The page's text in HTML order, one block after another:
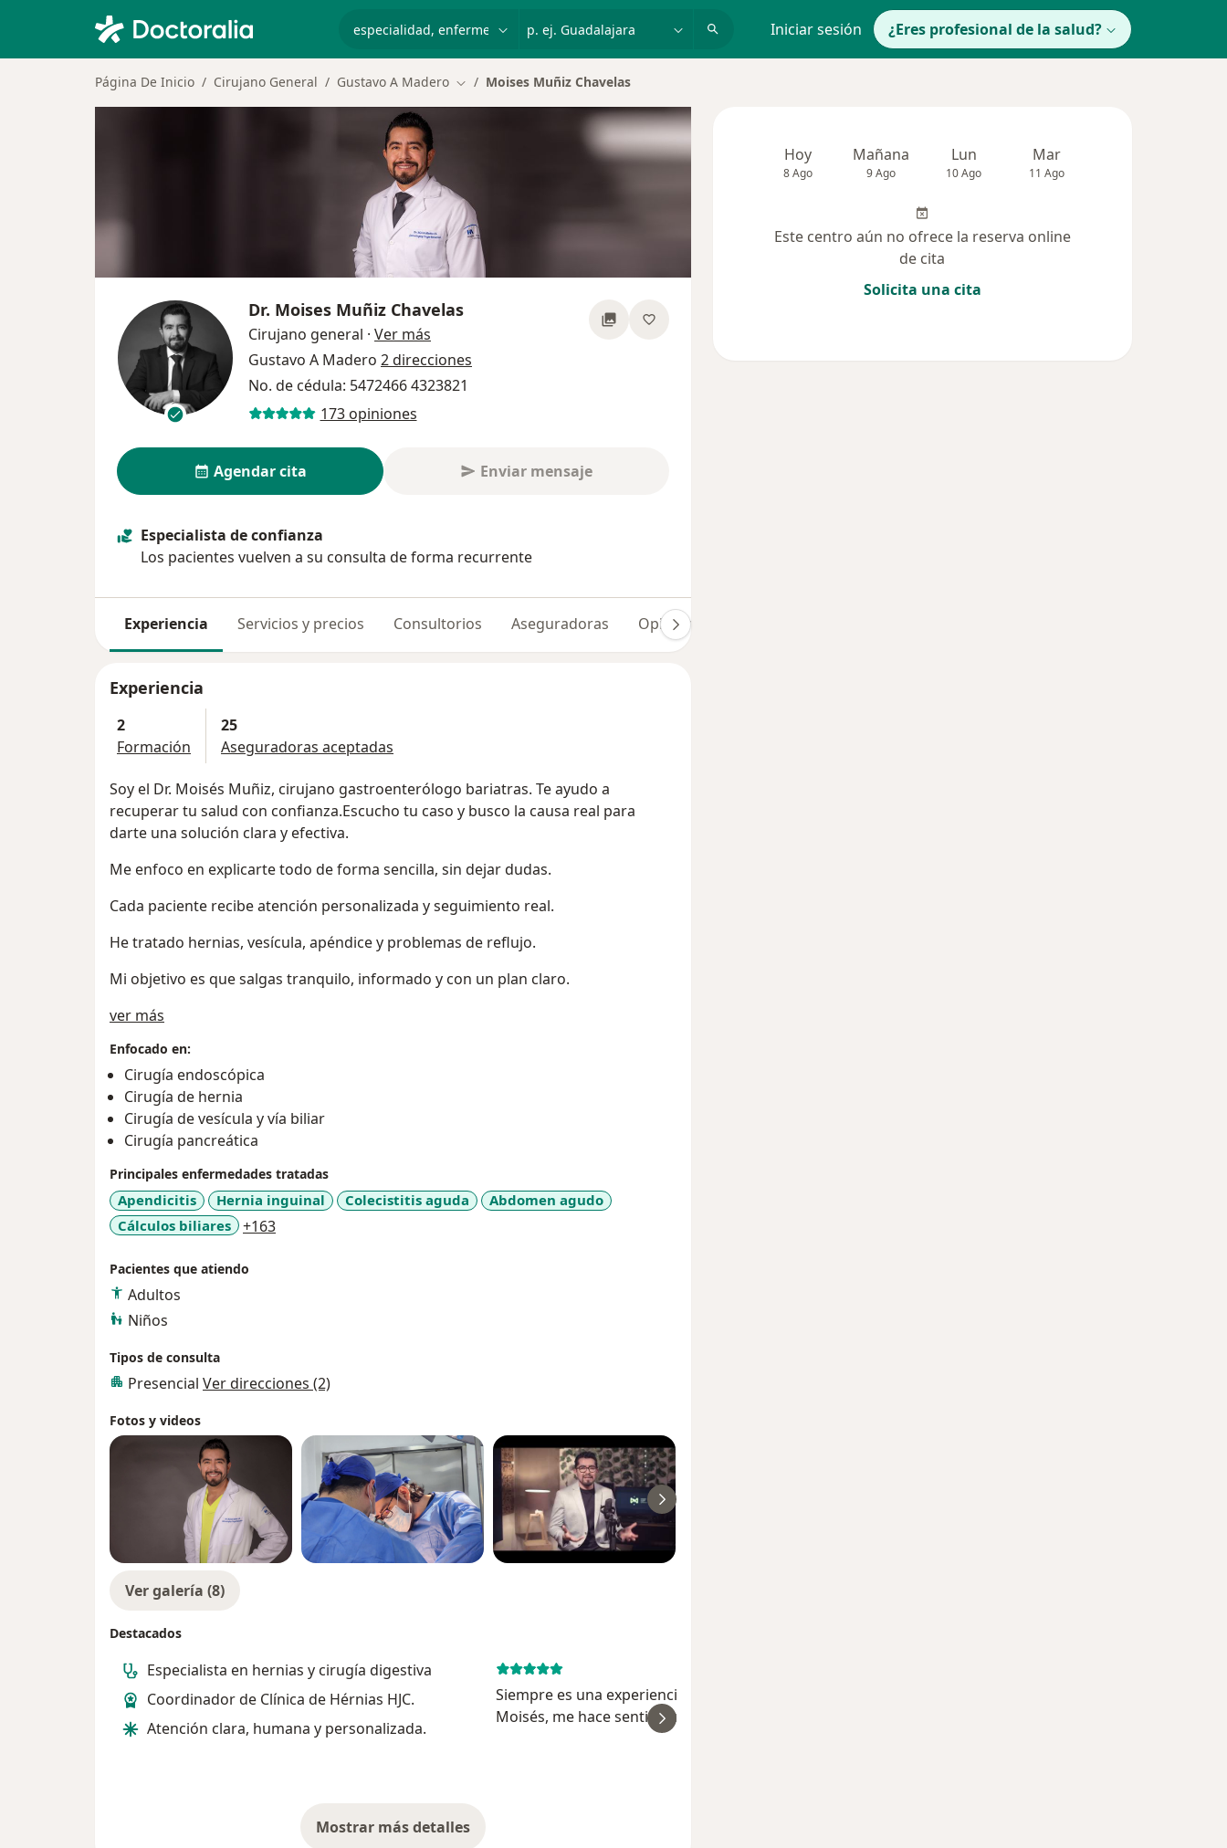
Iniciar sesión ¿Eres profesional de la salud?
Página De Inicio Cirujano General Gustavo A Madero Cambiar de ciudad
Moises Muñiz Chavelas
Dr. Moises Muñiz Chavelas
Cirujano general · Ver más sobre las especializaciones
Gustavo A Madero 2 direcciones
No. de cédula: 5472466 4323821
173 opiniones
Agendar cita Enviar mensaje
Especialista de confianza
Los pacientes vuelven a su consulta de forma recurrente
Experiencia Servicios y precios Consultorios Aseguradoras Opiniones (173)
Experiencia
2
Formación
25
Aseguradoras aceptadas
Soy el Dr. Moisés Muñiz, cirujano gastroenterólogo bariatras. Te ayudo a
recuperar tu salud con confianza.Escucho tu caso y busco la causa real para
darte una solución clara y efectiva.
Me enfoco en explicarte todo de forma sencilla, sin dejar dudas.
Cada paciente recibe atención personalizada y seguimiento real.
He tratado hernias, vesícula, apéndice y problemas de reflujo.
Mi objetivo es que salgas tranquilo, informado y con un plan claro.
ver más
Enfocado en:
Cirugía endoscópica
Cirugía de hernia
Cirugía de vesícula y vía biliar
Cirugía pancreática
Principales enfermedades tratadas
Apendicitis Hernia inguinal Colecistitis aguda
Abdomen agudo
Cálculos biliares
+163a11y_sr_more_diseases
Pacientes que atiendo
Adultos
Niños
Tipos de consulta
Presencial Ver direcciones (2)
Fotos y videos
Ver galería (8)
Destacados
Especialista en hernias y cirugía digestiva
Coordinador de Clínica de Hérnias HJC.
Atención clara, humana y personalizada.
Siempre es una experiencia genial visitar al Dr.
Moisés, me hace sentir cómoda y segura en todo
momento, es muy profesional y un excelente ser
Mostrar más detalles
sobre la experiencia
Hoy
8 Ago
Mañana
9 Ago
Lun
10 Ago
Mar
11 Ago
Este centro aún no ofrece la reserva online
de cita
Solicita una cita